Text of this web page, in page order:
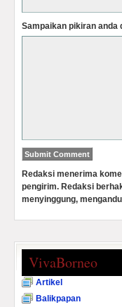
Sampaikan pikiran anda
Redaksi menerima
pengirim. Redaksi
menyinggung,
VivaBorneo
Artikel
Balikpapan